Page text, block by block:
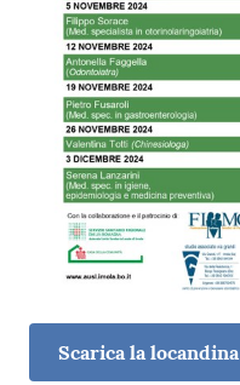
Scarica la locandina